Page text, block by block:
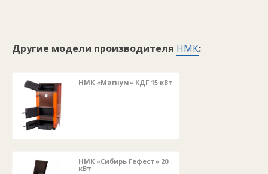
Другие модели производителя НМК:
НМК «Магнум» КДГ 15 кВт
НМК «Сибирь Гефест» 20
кВт